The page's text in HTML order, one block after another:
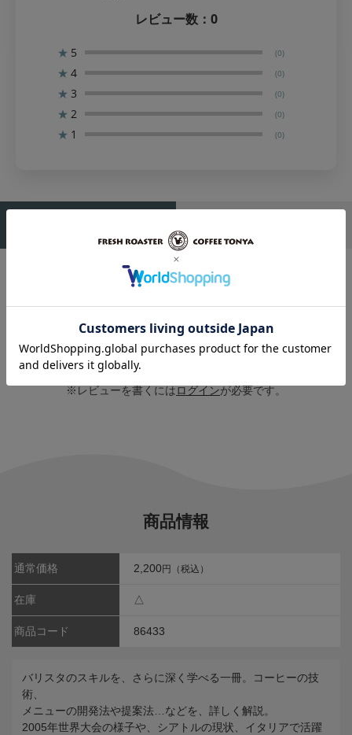
レビュー数： 0
★ 5 (0)
★ 4 (0)
★ 3 (0)
★ 2 (0)
★ 1 (0)
※レビューを書くにはログインが必要です。
商品情報
通常価格 2,200円（税込）
在庫 △
商品コード 86433
バリスタのスキルを、さらに深く学べる一冊。コーヒーの技
術、
メニューの開発法や提案法…などを、詳しく解説。
2005年世界大会の様子や、シアトルの現状、イタリアで活躍